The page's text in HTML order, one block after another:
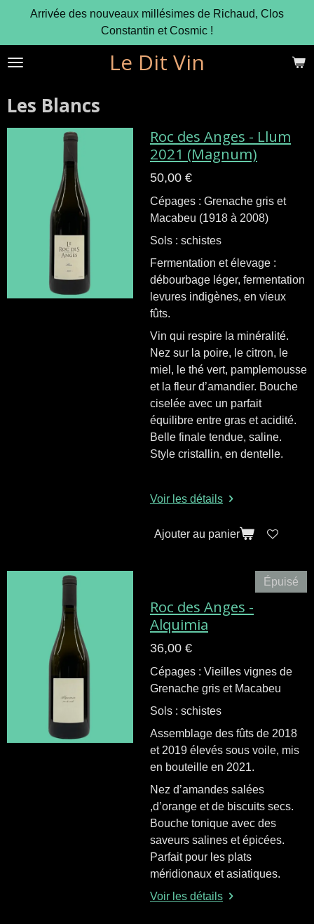
Passer
contenu
principal
Le Dit Vin
Arrivée des nouveaux millésimes de Richaud, Clos
Constantin et Cosmic !
Les Blancs
Roc des Anges - Llum
2021 (Magnum)
50,00 €
Cépages : Grenache gris et
Macabeu (1918 à 2008)
Sols : schistes
Fermentation et élevage :
débourbage léger, fermentation
levures indigènes, en vieux
fûts.
Vin qui respire la minéralité.
Nez sur la poire, le citron, le
miel, le thé vert, pamplemousse
et la fleur d’amandier. Bouche
ciselée avec un parfait
équilibre entre gras et acidité.
Belle finale tendue, saline.
Style cristallin, en dentelle.
Voir les détails
Ajouter au panier
Épuisé
Roc des Anges -
Alquimia
36,00 €
Cépages : Vieilles vignes de
Grenache gris et Macabeu
Sols : schistes
Assemblage des fûts de 2018
et 2019 élevés sous voile, mis
en bouteille en 2021.
Nez d’amandes salées
,d’orange et de biscuits secs.
Bouche tonique avec des
saveurs salines et épicées.
Parfait pour les plats
méridionaux et asiatiques.
Voir les détails